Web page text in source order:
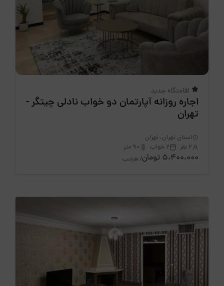
اقامتگاه جدید
اجاره روزانه آپارتمان دو خواب نادلی چیتگر -
تهران
استان تهران، تهران
2 نفر
2 خواب 90 متر
5،400،000 تومان / هرشب